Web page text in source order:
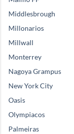
Middlesbrough
Millonarios
Millwall
Monterrey
Nagoya Grampus
New York City
Oasis
Olympiacos
Palmeiras